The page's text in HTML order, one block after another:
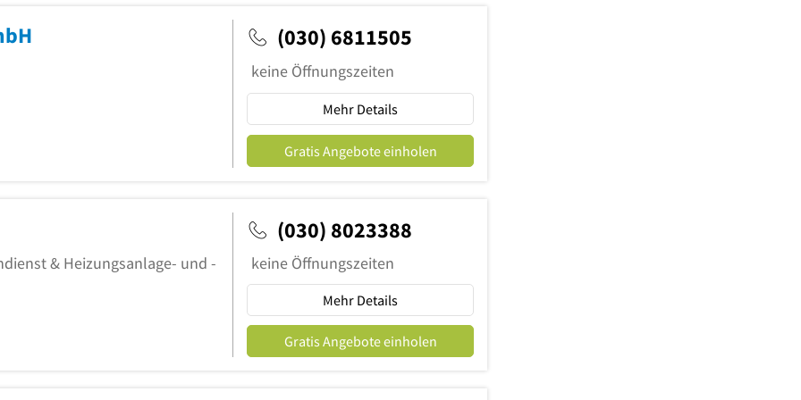
(030) 6811505
keine Öffnungszeiten
Mehr Details
Gratis Angebote einholen
& Heizungsanlage- und -
(030) 8023388
keine Öffnungszeiten
Mehr Details
Gratis Angebote einholen